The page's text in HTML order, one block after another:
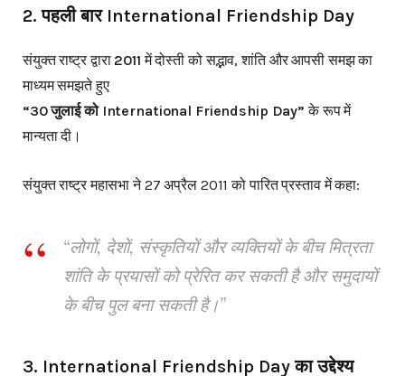
2.पहली बार International Friendship Day
संयुक्त राष्ट्र द्वारा 2011 में दोस्ती को सद्भाव, शांति और आपसी समझ का
माध्यम समझते हुए
“30 जुलाई को International Friendship Day” के रूप में
मान्यता दी।
संयुक्त राष्ट्र महासभा ने 27 अप्रैल 2011 को पारित प्रस्ताव में कहा:
“लोगों, देशों, संस्कृतियों और व्यक्तियों के बीच मित्रता
शांति के प्रयासों को प्रेरित कर सकती है और समुदायों
के बीच पुल बना सकती है।”
3. International Friendship Day का उद्देश्य